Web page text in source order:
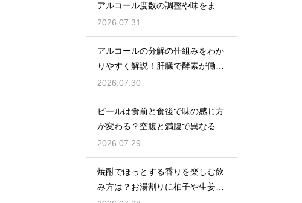
アルコール度数の調整や味をまろ
やかにする効果を解説
2026.07.31
アルコールの分解の仕組みをわか
りやすく解説！肝臓で酵素が働き
アセトアルデヒドに変化して無害
化
2026.07.30
ビールは食前と食後で味の感じ方
が変わる？空腹と満腹で異なる味
覚の感じ方を解説
2026.07.29
焼酎でほっとする香りを楽しむ飲
み方は？お湯割りに柚子や生姜を